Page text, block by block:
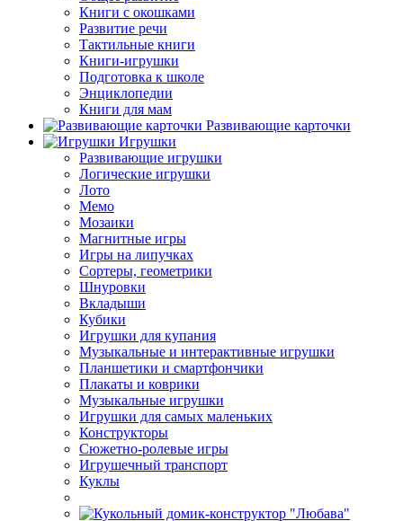
Книги с окошками
Развитие речи
Тактильные книги
Книги-игрушки
Подготовка к школе
Энциклопедии
Книги для мам
Развивающие карточки
Игрушки
Развивающие игрушки
Логические игрушки
Лото
Мемо
Мозаики
Магнитные игры
Игры на липучках
Сортеры, геометрики
Шнуровки
Вкладыши
Кубики
Игрушки для купания
Музыкальные и интерактивные игрушки
Планшетики и смартфончики
Плакаты и коврики
Музыкальные игрушки
Игрушки для самых маленьких
Конструкторы
Сюжетно-ролевые игры
Игрушечный транспорт
Куклы